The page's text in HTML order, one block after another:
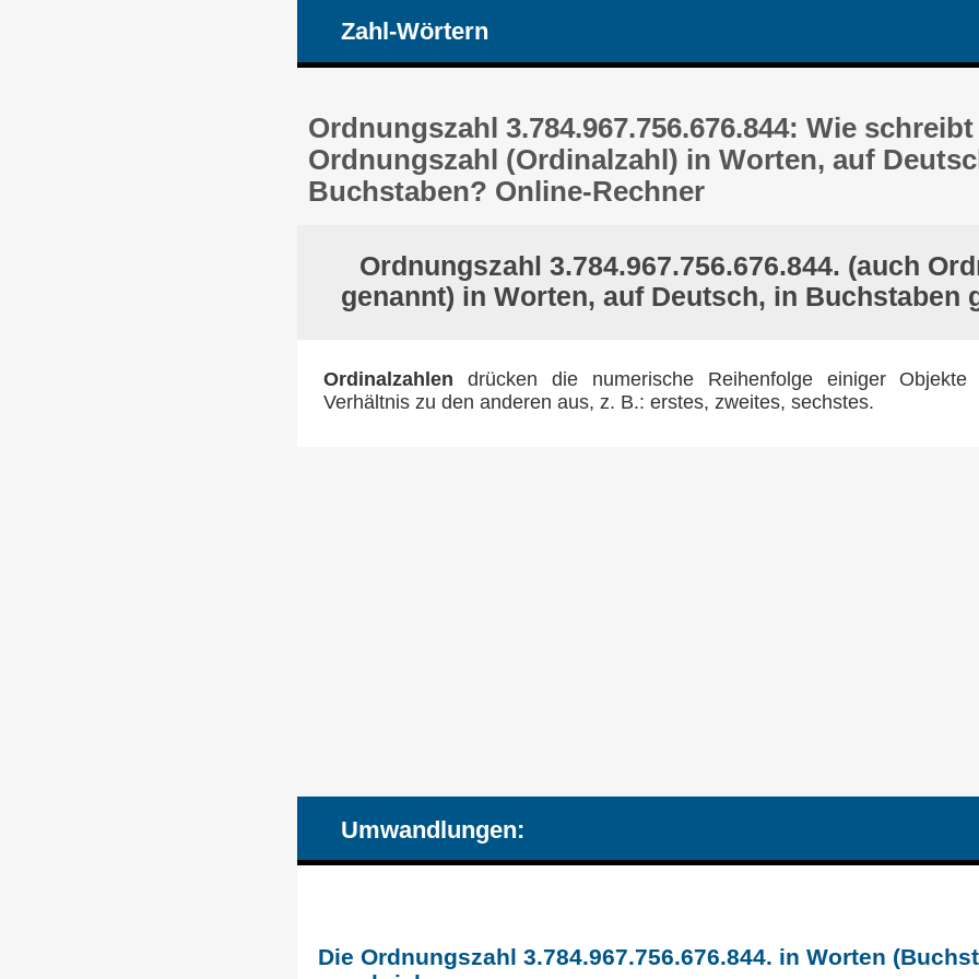
Zahl-Wörtern
Ordnungszahl 3.784.967.756.676.844: Wie
Ordnungszahl (Ordinalzahl) in Worten, auf
Buchstaben? Online-Rechner
Ordnungszahl 3.784.967.756.676.844. (auch
genannt) in Worten, auf Deutsch, in Buchstaben
Ordinalzahlen drücken die numerische Reihenfolge einiger
Verhältnis zu den anderen aus, z. B.: erstes, zweites, sechstes.
Umwandlungen:
Die Ordnungszahl 3.784.967.756.676.844. in Worten